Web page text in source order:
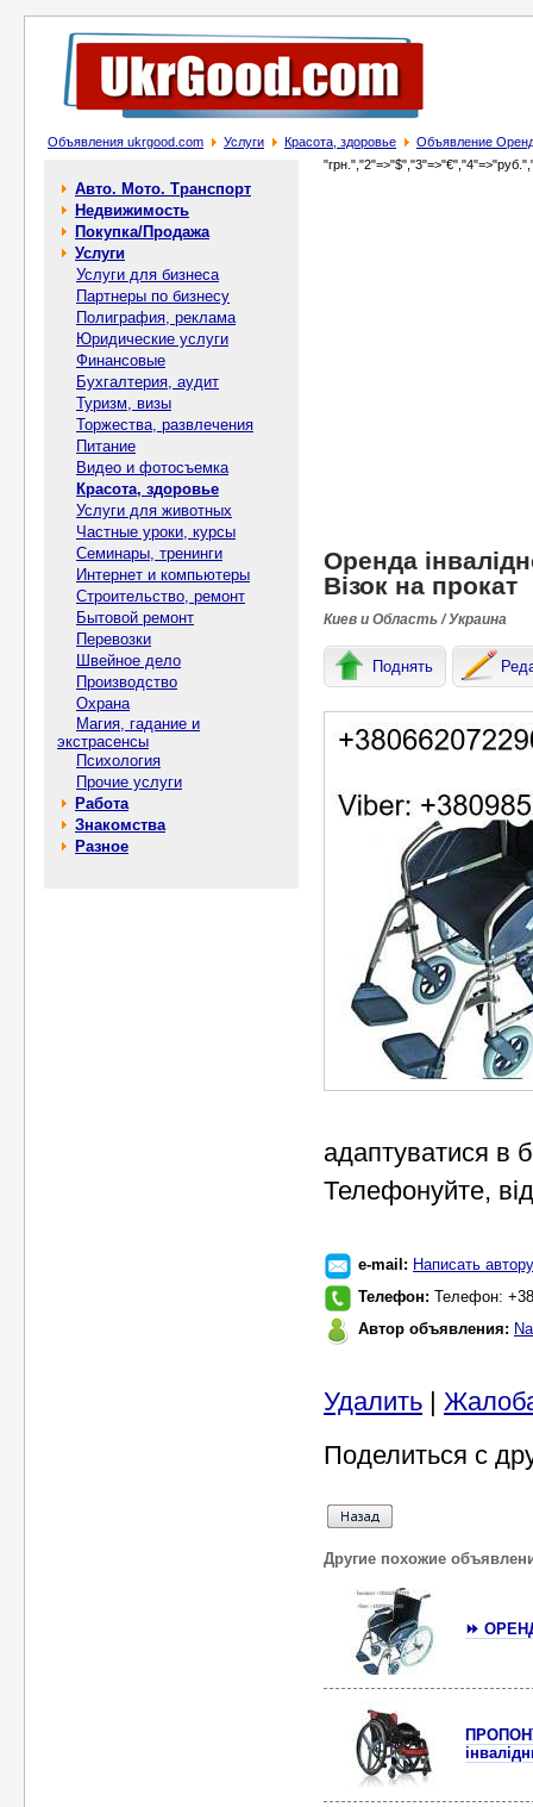
Объявления ukrgood.com Услуги Красота, здоровье Объявление Оренда
Авто. Мото. Транспорт
Недвижимость
Покупка/Продажа
Услуги
Услуги для бизнеса
Партнеры по бизнесу
Полиграфия, реклама
Юридические услуги
Финансовые
Бухгалтерия, аудит
Туризм, визы
Торжества, развлечения
Питание
Видео и фотосъемка
Красота, здоровье
Услуги для животных
Частные уроки, курсы
Семинары, тренинги
Интернет и компьютеры
Строительство, ремонт
Бытовой ремонт
Перевозки
Швейное дело
Производство
Охрана
Магия, гадание и
экстрасенсы
Психология
Прочие услуги
Работа
Знакомства
Разное
Оренда
Візок на прокат
Киев и Область / Украина
Поднять
адаптуватися в
Телефонуйте,
e-mail: Написать автору
Телефон: Телефон:
Автор объявления:
Удалить |
Поделиться с
Другие похожие
⏩